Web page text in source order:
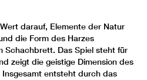
darauf, Elemente der Natur
die Form des Harzes
Schachbrett. Das Spiel steht für
zeigt die geistige Dimension des
entsteht durch das